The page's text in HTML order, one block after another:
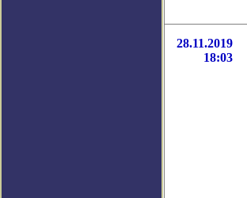
28.11.2019
18:03